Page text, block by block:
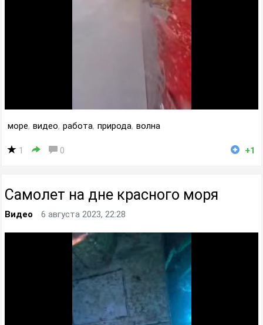
море, видео, работа, природа, волна
1 0 +1
Самолет на дне красного моря
Видео 6 августа 2023, 22:28